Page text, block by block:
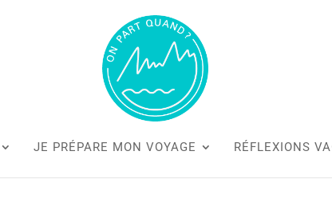
JE PRÉPARE MON VOYAGE RÉFLEXIONS